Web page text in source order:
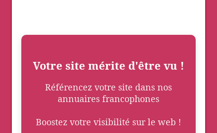
Votre site mérite d'être vu !
Référencez votre site dans nos
annuaires francophones
Boostez votre visibilité sur le web !